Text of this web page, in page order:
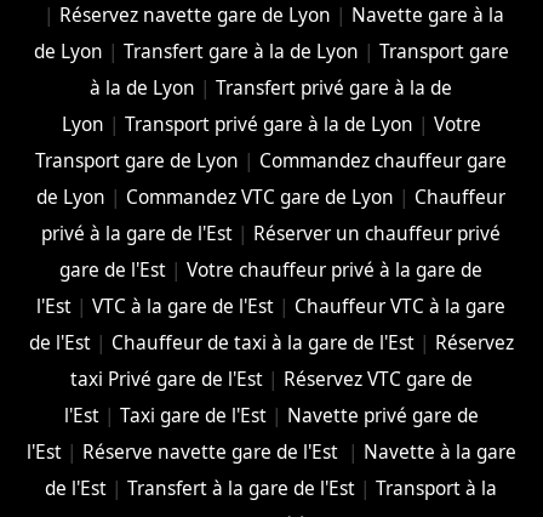
| Réservez navette gare de Lyon | Navette gare à la
de Lyon | Transfert gare à la de Lyon | Transport gare
à la de Lyon |Transfert privé gare à la de
Lyon | Transport privé gare à la de Lyon | Votre
Transport gare de Lyon | Commandez chauffeur gare
de Lyon | Commandez VTC gare de Lyon | Chauffeur
privé à la gare de l'Est | Réserver un chauffeur privé
gare de l'Est |Votre chauffeur privé à la gare de
l'Est |VTC à la gare de l'Est | Chauffeur VTC à la gare
de l'Est| Chauffeur de taxi à la gare de l'Est| Réservez
taxi Privé gare de l'Est| Réservez VTC gare de
l'Est| Taxi gare de l'Est| Navette privé gare de
l'Est| Réserve navette gare de l'Est | Navette à la gare
de l'Est |Transfert à la gare de l'Est |Transport à la